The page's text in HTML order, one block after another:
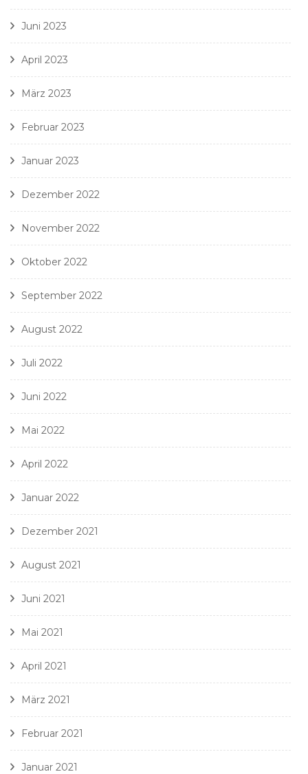
Juni 2023
April 2023
März 2023
Februar 2023
Januar 2023
Dezember 2022
November 2022
Oktober 2022
September 2022
August 2022
Juli 2022
Juni 2022
Mai 2022
April 2022
Januar 2022
Dezember 2021
August 2021
Juni 2021
Mai 2021
April 2021
März 2021
Februar 2021
Januar 2021